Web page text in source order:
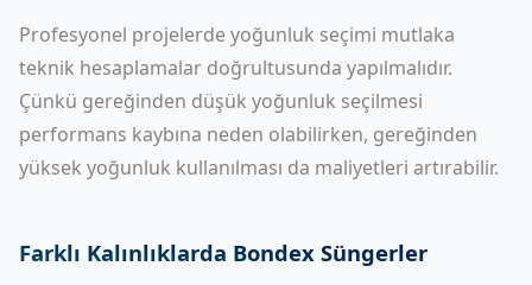
Profesyonel projelerde yoğunluk seçimi mutlaka
teknik hesaplamalar doğrultusunda yapılmalıdır.
Çünkü gereğinden düşük yoğunluk seçilmesi
performans kaybına neden olabilirken, gereğinden
yüksek yoğunluk kullanılması da maliyetleri artırabilir.
Farklı Kalınlıklarda Bondex Süngerler